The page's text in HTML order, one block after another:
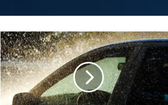
CNE
registró
59
reportes
de
inundación
tras